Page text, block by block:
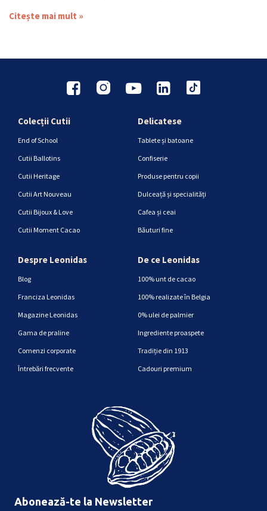
Citește mai mult »
Colecții Cutii
End of School
Cutii Ballotins
Cutii Heritage
Cutii Art Nouveau
Cutii Bijoux & Love
Cutii Moment Cacao
Delicatese
Tablete și batoane
Confiserie
Produse pentru copii
Dulceață și specialități
Cafea și ceai
Băuturi fine
Despre Leonidas
Blog
Franciza Leonidas
Magazine Leonidas
Gama de praline
Comenzi corporate
Întrebări frecvente
De ce Leonidas
100% unt de cacao
100% realizate în Belgia
0% ulei de palmier
Ingrediente proaspete
Tradiție din 1913
Cadouri premium
Abonează-te la Newsletter